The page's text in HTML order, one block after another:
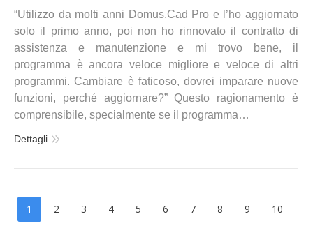
“Utilizzo da molti anni Domus.Cad Pro e l’ho aggiornato
solo il primo anno, poi non ho rinnovato il contratto di
assistenza e manutenzione e mi trovo bene, il
programma è ancora veloce migliore e veloce di altri
programmi. Cambiare è faticoso, dovrei imparare nuove
funzioni, perché aggiornare?” Questo ragionamento è
comprensibile, specialmente se il programma…
Dettagli
1 2 3 4 5 6 7 8 9
10